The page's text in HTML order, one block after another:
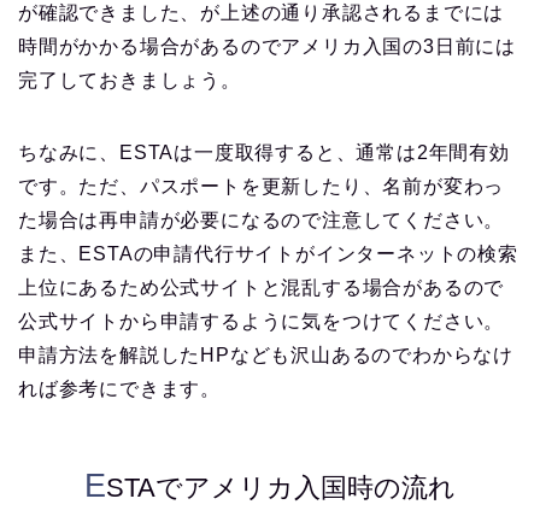
が確認できました、が上述の通り承認されるまでには
時間がかかる場合があるのでアメリカ入国の3日前には
完了しておきましょう。
ちなみに、ESTAは一度取得すると、通常は2年間有効
です。ただ、パスポートを更新したり、名前が変わっ
た場合は再申請が必要になるので注意してください。
また、 ESTAの申請代行サイトがインターネットの検索
上位にあるため公式サイトと混乱する場合があるので
公式サイトから申請するように気をつけてください。
申請方法を解説したHPなども沢山あるのでわからなけ
れば参考にできます。
ESTAでアメリカ入国時の流れ